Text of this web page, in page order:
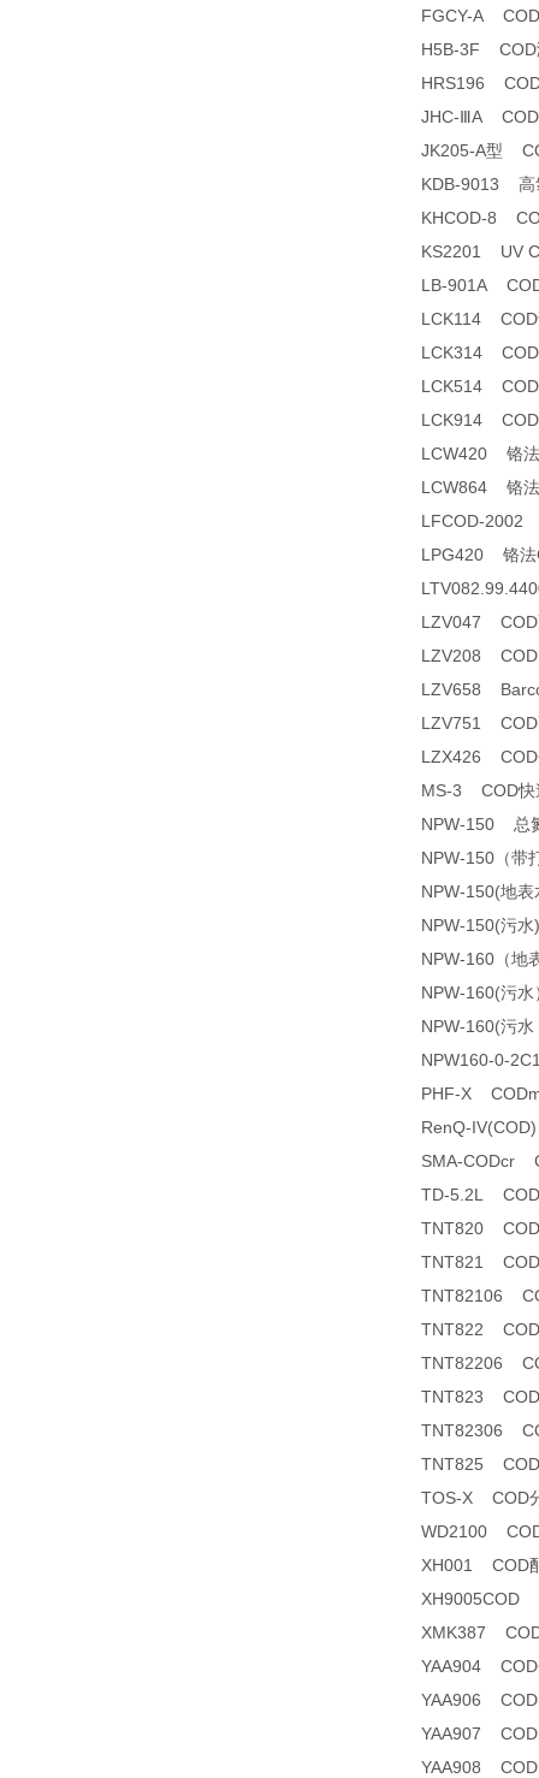
FGCY-A
H5B-3F COD
HRS196
JHC-ⅢA COD
JK205-A型
KDB-9013 高
KHCOD-8
KS2201 UV
LB-901A
LCK114 COD
LCK314
LCK514 COD
LCK914
LCW420 铬法
LCW864 铬法
LFCOD-2002
LPG420 铬法
LZV047 COD
LZV208
LZV658
LZV751 COD
LZX426 COD
MS-3 COD快
NPW-150 总
NPW-150（带
NPW-150(地
NPW-150(污
NPW-160（地
NPW-160(污
NPW-160(污
NPW160-0-
PHF-X
RenQ-
SMA-CODcr
TD-5.2L COD
TNT820
TNT821
TNT82106
TNT822
TNT82206
TNT823
TNT82306
TNT825
TOS-X COD
WD2100
XH001 COD
XH9005COD
XMK387
YAA904 COD
YAA906
YAA907
YAA908